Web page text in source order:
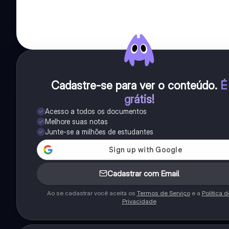
Cadastre-se para ver o conteúdo. É
grátis!
Acesso a todos os documentos
Melhore suas notas
Junte-se a milhões de estudantes
Cadastrar com Email
Ao se cadastrar você aceita os Termos de Serviçoe a Política
Privacidade